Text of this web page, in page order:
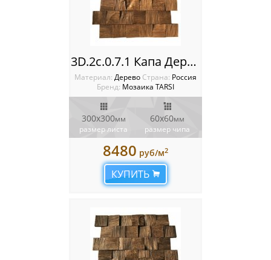
3D.2с.0.7.1 Капа Деревянная мозаика TARSI 3D
Материал: Дерево Cтрана: Россия
Бренд: Мозаика TARSI
300х300мм
размер листа
60х60мм
размер чипа
8480 руб/м2
КУПИТЬ